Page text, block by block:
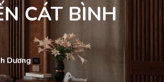
CÁT BÌNH
Dương